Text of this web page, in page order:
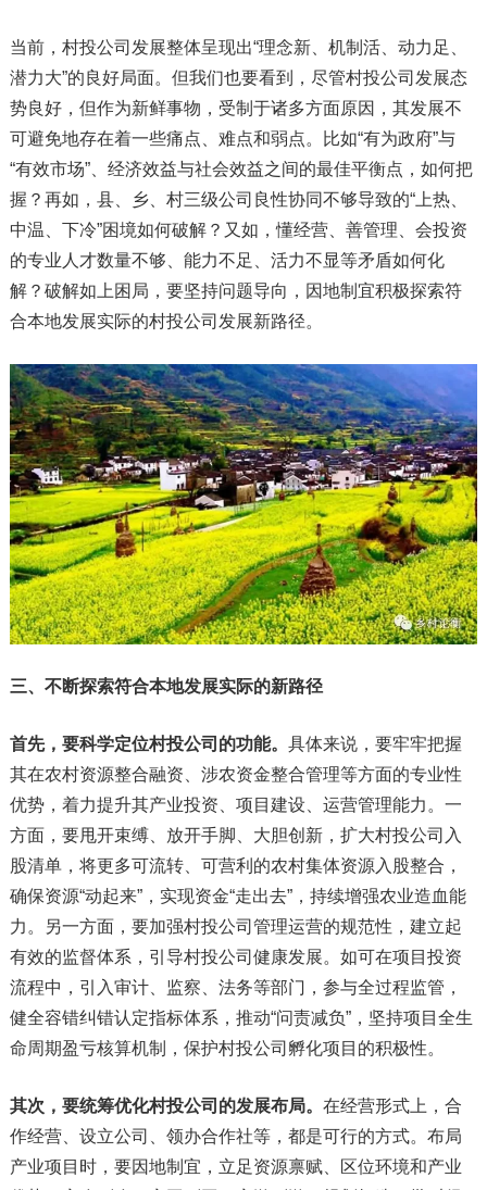
当前，村投公司发展整体呈现出“理念新、机制活、动力足、
潜力大”的良好局面。但我们也要看到，尽管村投公司发展态
势良好，但作为新鲜事物，受制于诸多方面原因，其发展不
可避免地存在着一些痛点、难点和弱点。比如“有为政府”与
“有效市场”、经济效益与社会效益之间的最佳平衡点，如何把
握？再如，县、乡、村三级公司良性协同不够导致的“上热、
中温、下冷”困境如何破解？又如，懂经营、善管理、会投资
的专业人才数量不够、能力不足、活力不显等矛盾如何化
解？破解如上困局，要坚持问题导向，因地制宜积极探索符
合本地发展实际的村投公司发展新路径。
三、不断探索符合本地发展实际的新路径
首先，要科学定位村投公司的功能。 具体来说，要牢牢把握
其在农村资源整合融资、涉农资金整合管理等方面的专业性
优势，着力提升其产业投资、项目建设、运营管理能力。一
方面，要甩开束缚、放开手脚、大胆创新，扩大村投公司入
股清单，将更多可流转、可营利的农村集体资源入股整合，
确保资源“动起来”，实现资金“走出去”，持续增强农业造血能
力。另一方面，要加强村投公司管理运营的规范性，建立起
有效的监督体系，引导村投公司健康发展。如可在项目投资
流程中，引入审计、监察、法务等部门，参与全过程监管，
健全容错纠错认定指标体系，推动“问责减负”，坚持项目全生
命周期盈亏核算机制，保护村投公司孵化项目的积极性。
其次，要统筹优化村投公司的发展布局。 在经营形式上，合
作经营、设立公司、领办合作社等，都是可行的方式。布局
产业项目时，要因地制宜，立足资源禀赋、区位环境和产业